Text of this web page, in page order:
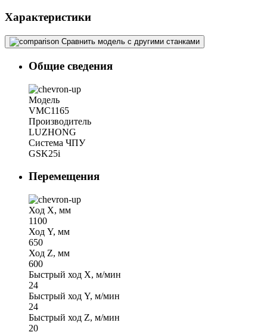
Характеристики
Сравнить модель с другими станками
Общие сведения
Модель
VMC1165
Производитель
LUZHONG
Система ЧПУ
GSK25i
Перемещения
Ход Х, мм
1100
Ход Y, мм
650
Ход Z, мм
600
Быстрый ход X, м/мин
24
Быстрый ход Y, м/мин
24
Быстрый ход Z, м/мин
20